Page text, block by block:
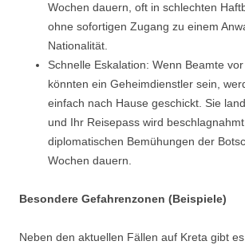
Wochen dauern, oft in schlechten
ohne sofortigen Zugang zu einem
Nationalität.
Schnelle Eskalation: Wenn Beamte
könnten ein Geheimdienstler sein,
einfach nach Hause geschickt. Sie
und Ihr Reisepass wird
diplomatischen Bemühungen der
Wochen dauern.
Besondere Gefahrenzonen (Beispiele)
Neben den aktuellen Fällen auf Kreta gibt